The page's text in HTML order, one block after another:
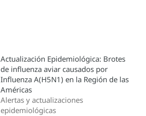
Actualización Epidemiológica: Brotes
de influenza aviar causados por
Influenza A(H5N1) en la Región de las
Américas
Alertas y actualizaciones
epidemiológicas